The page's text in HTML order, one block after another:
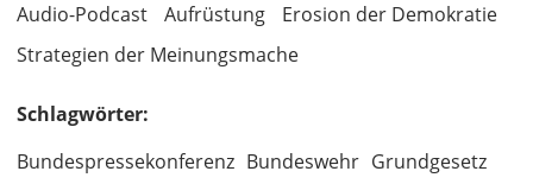
Audio-Podcast
Aufrüstung
Erosion der Demokratie
Strategien der Meinungsmache
Schlagwörter:
Bundespressekonferenz Bundeswehr Grundgesetz